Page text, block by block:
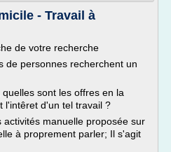
- Travail à
de votre recherche
de personnes recherchent un
sont les offres en la
l'intêret d'un tel travail ?
manuelle proposée sur
à proprement parler; Il s'agit